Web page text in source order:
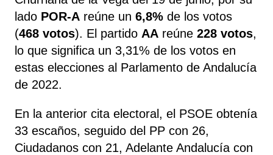
lado POR-A reúne un 6,8% de los votos
(468 votos). El partido AA reúne 228 votos,
lo que significa un 3,31% de los votos en
estas elecciones al Parlamento de Andalucía
de 2022.
En la anterior cita electoral, el PSOE obtenía
33 escaños, seguido del PP con 26,
Ciudadanos con 21, Adelante Andalucía con